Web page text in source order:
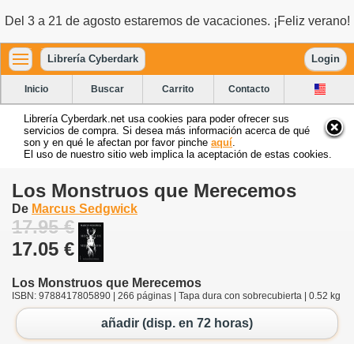
Del 3 a 21 de agosto estaremos de vacaciones. ¡Feliz verano!
Librería Cyberdark Login
Inicio Buscar Carrito Contacto
Librería Cyberdark.net usa cookies para poder ofrecer sus
servicios de compra. Si desea más información acerca de qué
son y en qué le afectan por favor pinche aquí
El uso de nuestro sitio web implica la aceptación de estas cookies.
Los Monstruos que Merecemos
De Marcus Sedgwick
17.95 €
17.05 €
Los Monstruos que Merecemos
ISBN: 9788417805890 | 266 páginas | Tapa dura con sobrecubierta | 0.52 kg
añadir (disp. en 72 horas)